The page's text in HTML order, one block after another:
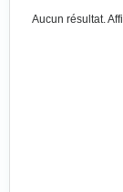
Aucun résultat.